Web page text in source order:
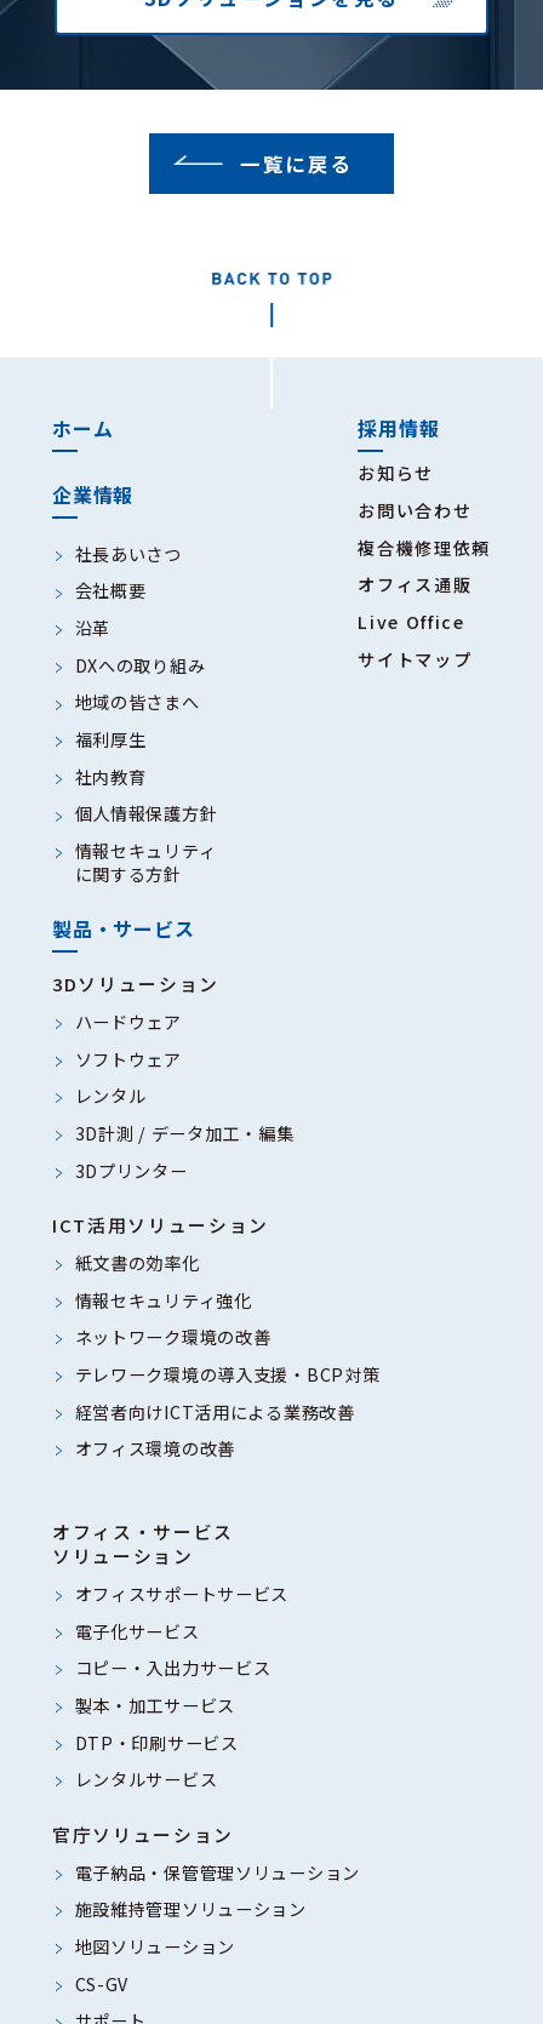
一覧に戻る
ホーム
企業情報
社長あいさつ
会社概要
沿革
DXへの取り組み
地域の皆さまへ
福利厚生
社内教育
個人情報保護方針
情報セキュリティ
に関する方針
採用情報
お知らせ
お問い合わせ
複合機修理依頼
オフィス通販
Live Office
サイトマップ
製品・サービス
3Dソリューション
ハードウェア
ソフトウェア
レンタル
3D計測 / データ加工・編集
3Dプリンター
ICT活用ソリューション
紙文書の効率化
情報セキュリティ強化
ネットワーク環境の改善
テレワーク環境の導入支援・BCP対策
経営者向けICT活用による業務改善
オフィス環境の改善
オフィス・サービス
ソリューション
オフィスサポートサービス
電子化サービス
コピー・入出力サービス
製本・加工サービス
DTP・印刷サービス
レンタルサービス
官庁ソリューション
電子納品・保管管理ソリューション
施設維持管理ソリューション
地図ソリューション
CS-GV